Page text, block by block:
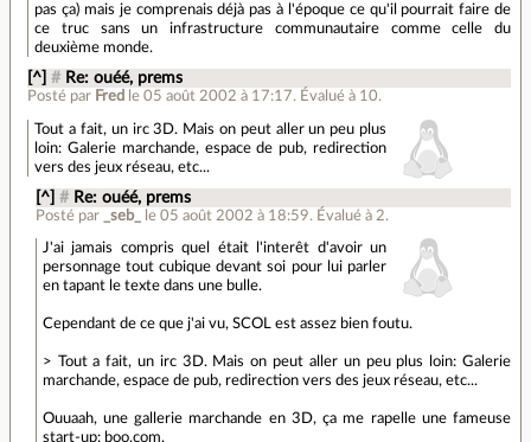
pas ça) mais je comprenais déjà pas à l'époque ce qu'il pourrait faire de
ce truc sans un infrastructure communautaire comme celle du
deuxième monde.
[^] # Re: ouéé, prems
Posté par Fred le 05 août 2002 à 17:17. Évalué à 10.
Tout a fait, un irc 3D. Mais on peut aller un peu plus
loin: Galerie marchande, espace de pub, redirection
vers des jeux réseau, etc...
[^] # Re: ouéé, prems
Posté par _seb_ le 05 août 2002 à 18:59. Évalué à 2.
J'ai jamais compris quel était l'interêt d'avoir un
personnage tout cubique devant soi pour lui parler
en tapant le texte dans une bulle.
Cependant de ce que j'ai vu, SCOL est assez bien foutu.
> Tout a fait, un irc 3D. Mais on peut aller un peu plus loin: Galerie
marchande, espace de pub, redirection vers des jeux réseau, etc...
Ouuaah, une gallerie marchande en 3D, ça me rapelle une fameuse
start-up: boo.com.